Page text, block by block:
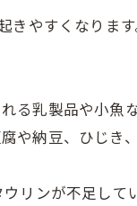
きやすくなります
る乳製品や小魚な
や納豆、ひじき
リンが不足して